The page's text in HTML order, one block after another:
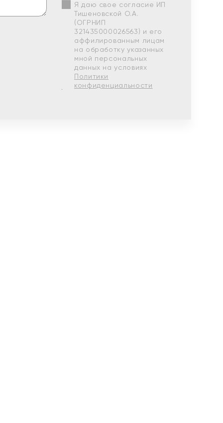
Я даю свое согласие ИП
Тишеновской О.А.
(ОГРНИП
321435000026563) и его
аффилированным лицам
на обработку указанных
мной персональных
данных на условиях
Политики
конфиденциальности